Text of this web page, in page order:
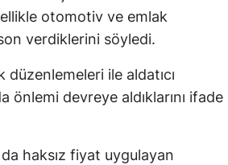
Kahramanmaraş
Mardin
Muğla
Nevşehir
otomotiv ve emlak
verdiklerini söyledi.
ile aldatıcı
devreye aldıklarını ifade
haksız fiyat uygulayan